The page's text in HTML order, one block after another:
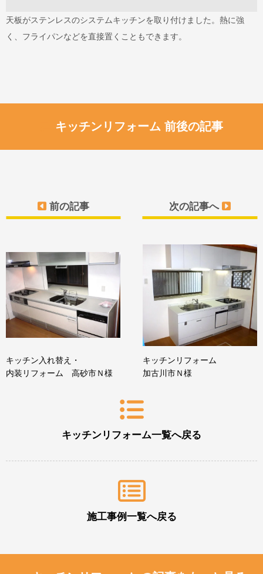
天板がステンレスのシステムキッチンを取り付けました。熱に強
く、フライパンなどを直接置くこともできます。
キッチンリフォーム 前後の記事
前の記事
キッチン入れ替え・
内装リフォーム 高砂市Ｎ様
キッチンリフォーム一覧へ戻る
施工事例一覧へ戻る
次の記事へ
キッチンリフォーム
加古川市Ｎ様